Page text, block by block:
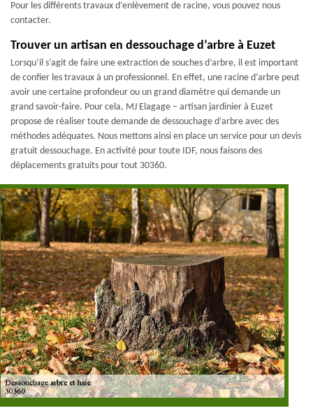
Pour les différents travaux d’enlèvement de racine, vous pouvez nous
contacter.
Trouver un artisan en dessouchage d’arbre à Euzet
Lorsqu’il s’agit de faire une extraction de souches d’arbre, il est important
de confier les travaux à un professionnel. En effet, une racine d’arbre peut
avoir une certaine profondeur ou un grand diamètre qui demande un
grand savoir-faire. Pour cela, MJ Elagage – artisan jardinier à Euzet
propose de réaliser toute demande de dessouchage d’arbre avec des
méthodes adéquates. Nous mettons ainsi en place un service pour un devis
gratuit dessouchage. En activité pour toute IDF, nous faisons des
déplacements gratuits pour tout 30360.